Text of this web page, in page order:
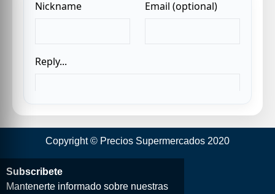
Copyright © Precios Supermercados 2020
Subscribete
Mantenerte informado sobre nuestras